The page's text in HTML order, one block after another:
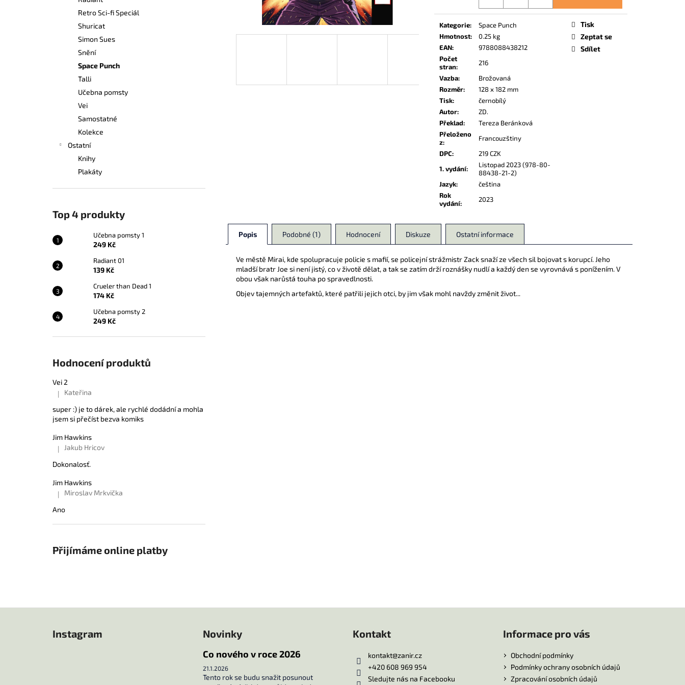
Retro Sci-fi Speciál
Shuricat
Simon Sues
Snění
Space Punch
Talli
Učebna pomsty
Vei
Samostatné
Kolekce
Ostatní
Knihy
Plakáty
Top 4 produkty
Učebna pomsty 1
249 Kč
Radiant 01
139 Kč
Crueler than Dead 1
174 Kč
Učebna pomsty 2
249 Kč
Hodnocení produktů
Vei 2
Hodnocení produktu je 5 z 5 hvězdiček.
|
Kateřina
super :) je to dárek, ale rychlé dodádní a mohla
jsem si přečíst bezva komiks
Jim Hawkins
Hodnocení produktu je 5 z 5 hvězdiček.
|
Jakub Hricov
Dokonalosť.
Jim Hawkins
Hodnocení produktu je 5 z 5 hvězdiček.
|
Miroslav Mrkvička
Ano
Přijímáme online platby
Kategorie:
Space Punch
Hmotnost:
0.25 kg
EAN:
9788088438212
Počet
stran:
216
Vazba:
Brožovaná
Rozměr:
128 x 182 mm
Tisk:
černobílý
Autor:
ZD.
Překlad:
Tereza Beránková
Přeloženo
z:
Francouzštiny
DPC:
219 CZK
1. vydání:
Listopad 2023 (978-80-
88438-21-2)
Jazyk:
čeština
Rok
vydání: 2023
Tisk
Zeptat se
Sdílet
Popis Podobné (1) Hodnocení Diskuze Ostatní informace
Ve městě Mirai, kde spolupracuje policie s mafií, se policejní strážmistr Zack snaží ze všech sil bojovat s korupcí. Jeho
mladší bratr Joe si není jistý, co v životě dělat, a tak se zatím drží roznášky nudlí a každý den se vyrovnává s ponížením. V
obou však narůstá touha po spravedlnosti.
Objev tajemných artefaktů, které patřili jejich otci, by jim však mohl navždy změnit život...
Instagram Novinky
Co nového v roce 2026
21.1.2026
Tento rok se budu snažit posunout
Kontakt
kontakt@zanir.cz
+420 608 969 954
Sledujte nás na Facebooku
Informace pro vás
Obchodní podmínky
Podmínky ochrany osobních údajů
Zpracování osobních údajů